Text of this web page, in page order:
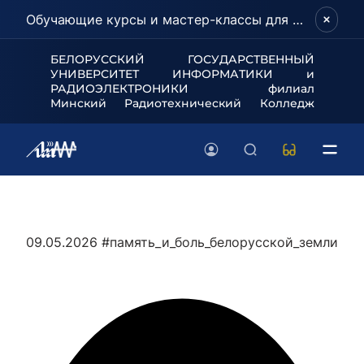
Обучающие курсы и мастер-классы для школьников и абитуриентов!
БЕЛОРУССКИЙ ГОСУДАРСТВЕННЫЙ
УНИВЕРСИТЕТ ИНФОРМАТИКИ и
РАДИОЭЛЕКТРОНИКИ филиал
Минский Радиотехнический Колледж
09.05.2026 #память_и_боль_белорусской_земли